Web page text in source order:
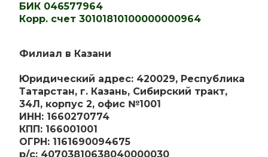
БИК 046577964
Корр. счет 30101810100000000964
Филиал в Казани
Юридический адрес: 420029, Республика
Татарстан, г. Казань, Сибирский тракт,
34Л, корпус 2, офис №1001
ИНН: 1660270774
КПП: 166001001
ОГРН: 1161690094675
р/с: 40703810638040000030